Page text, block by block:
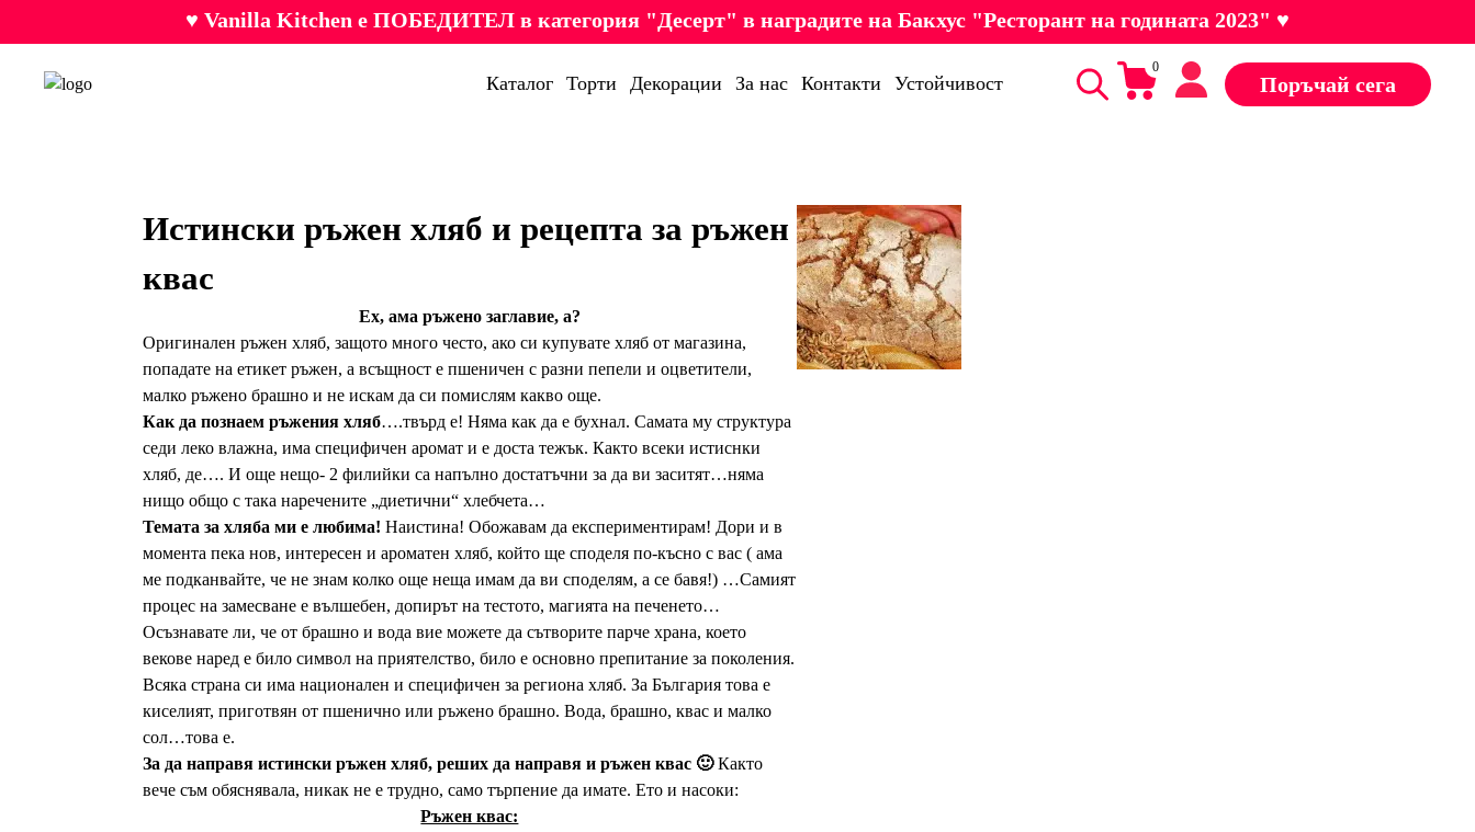
♥ Vanilla Kitchen е ПОБЕДИТЕЛ в категория "Десерт" в наградите на Бакхус "Ресторант на годината 2023" ♥
Каталог Торти Декорации За нас Контакти Устойчивост
0
Поръчай сега
Истински ръжен хляб и рецепта за ръжен
квас
Ех, ама ръжено заглавие, а?
Оригинален ръжен хляб, защото много често, ако си купувате хляб от магазина,
попадате на етикет ръжен, а всъщност е пшеничен с разни пепели и оцветители,
малко ръжено брашно и не искам да си помислям какво още.
Как да познаем ръжения хляб….твърд е! Няма как да е бухнал. Самата му структура
седи леко влажна, има специфичен аромат и е доста тежък. Както всеки истиснки
хляб, де…. И още нещо- 2 филийки са напълно достатъчни за да ви заситят…няма
нищо общо с така наречените „диетични“ хлебчета…
Темата за хляба ми е любима! Наистина! Обожавам да експериментирам! Дори и в
момента пека нов, интересен и ароматен хляб, който ще споделя по-късно с вас ( ама
ме подканвайте, че не знам колко още неща имам да ви споделям, а се бавя!) …Самият
процес на замесване е вълшебен, допирът на тестото, магията на печенето…
Осъзнавате ли, че от брашно и вода вие можете да сътворите парче храна, което
векове наред е било символ на приятелство, било е основно препитание за поколения.
Всяка страна си има национален и специфичен за региона хляб. За България това е
киселият, приготвян от пшенично или ръжено брашно. Вода, брашно, квас и малко
сол…това е.
За да направя истински ръжен хляб, реших да направя и ръжен квас 🙂Както
вече съм обяснявала, никак не е трудно, само търпение да имате. Ето и насоки:
Ръжен квас: